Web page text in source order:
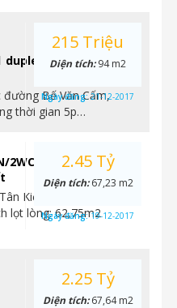
94m2 HTCB tại
Bế Văn Cấm,
thời gian 5p…
215 Triệu
Diện tích:94 m2
Ngày đăng:21-12-2017
2WC, tầng trung tại
Kiểng, Q7 Diện tích
lọt lòng: 62,75m2
2.45 Tỷ
Diện tích:67,23 m2
Ngày đăng:19-12-2017
2.25 Tỷ
Diện tích:67,64 m2